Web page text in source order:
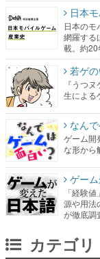
日本
日本の
網羅する
載。約20
若ゲ
『うつ
生による
なん
ゲーム開
な形から
ゲー
「経験
源や用法
が徹底調
カテゴリ